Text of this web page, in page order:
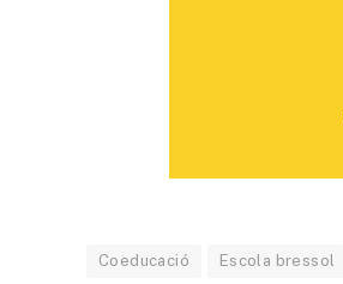
Coeducació Escola bressol